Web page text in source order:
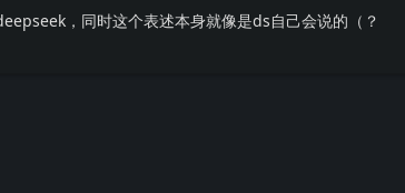
，同时这个表述本身就像是ds自己会说的（？